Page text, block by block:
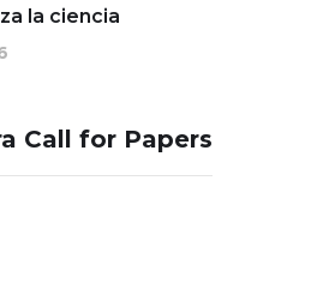
la ciencia
Call for Papers